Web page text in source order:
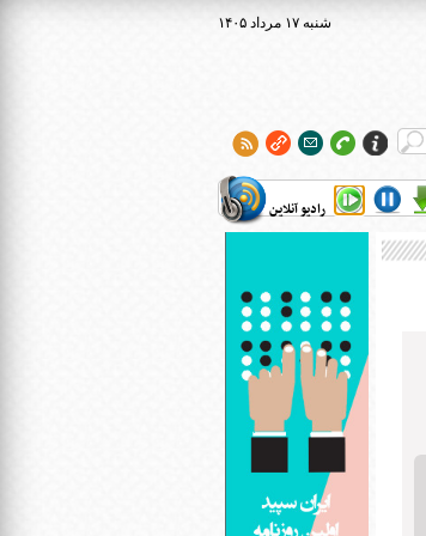
۱۴۰۵ شنبه ۱۷ مرداد
رادیو آنلاین